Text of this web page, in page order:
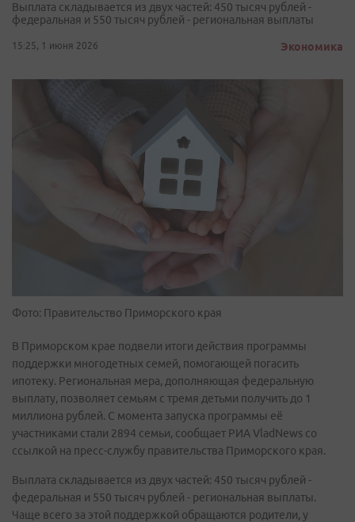
Выплата складывается из двух частей: 450 тысяч рублей -
федеральная и 550 тысяч рублей - региональная выплаты
15:25, 1 июня 2026 Экономика
Фото: Правительство Приморского края
В Приморском крае подвели итоги действия программы
поддержки многодетных семей, помогающей погасить
ипотеку. Региональная мера, дополняющая федеральную
выплату, позволяет семьям с тремя детьми получить до 1
миллиона рублей. С момента запуска программы её
участниками стали 2894 семьи, сообщает РИА VladNews со
ссылкой на пресс-службу правительства Приморского края.
Выплата складывается из двух частей: 450 тысяч рублей -
федеральная и 550 тысяч рублей - региональная выплаты.
Чаще всего за этой поддержкой обращаются родители, у